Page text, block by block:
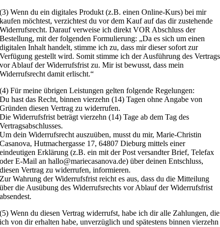
(3) Wenn du ein digitales Produkt (z.B. einen Online-Kurs) bei mir
kaufen möchtest, verzichtest du vor dem Kauf auf das dir zustehende
Widerrufsrecht. Darauf verweise ich direkt VOR Abschluss der
Bestellung, mit der folgenden Formulierung: „Da es sich um einen
digitalen Inhalt handelt, stimme ich zu, dass mir dieser sofort zur
Verfügung gestellt wird. Somit stimme ich der Ausführung des Vertrags
vor Ablauf der Widerrufsfrist zu. Mir ist bewusst, dass mein
Widerrufsrecht damit erlischt.“
(4) Für meine übrigen Leistungen gelten folgende Regelungen:
Du hast das Recht, binnen vierzehn (14) Tagen ohne Angabe von
Gründen diesen Vertrag zu widerrufen.
Die Widerrufsfrist beträgt vierzehn (14) Tage ab dem Tag des
Vertragsabschlusses.
Um dein Widerrufsrecht auszuüben, musst du mir, Marie-Christin
Casanova, Hutmachergasse 17, 64807 Dieburg mittels einer
eindeutigen Erklärung (z.B. ein mit der Post versandter Brief, Telefax
oder E-Mail an hallo@mariecasanova.de) über deinen Entschluss,
diesen Vertrag zu widerrufen, informieren.
Zur Wahrung der Widerrufsfrist reicht es aus, dass du die Mitteilung
über die Ausübung des Widerrufsrechts vor Ablauf der Widerrufsfrist
absendest.
(5) Wenn du diesen Vertrag widerrufst, habe ich dir alle Zahlungen, die
ich von dir erhalten habe, unverzüglich und spätestens binnen vierzehn